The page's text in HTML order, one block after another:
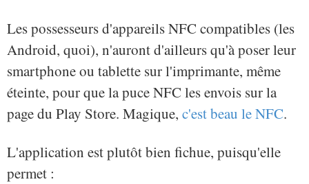
Les possesseurs d'appareils NFC compatibles (les
Android, quoi), n'auront d'ailleurs qu'à poser leur
smartphone ou tablette sur l'imprimante, même
éteinte, pour que la puce NFC les envois sur la
page du Play Store. Magique, c'est beau le NFC.
L'application est plutôt bien fichue, puisqu'elle
permet :